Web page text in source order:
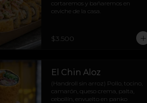
cortaremos y bañaremos en
ceviche de la casa.
$3.500
El Chin Aloz
(Handroll sin arroz) Pollo, tocino,
camarón, queso crema, palta,
cebollín, envuelto en panko